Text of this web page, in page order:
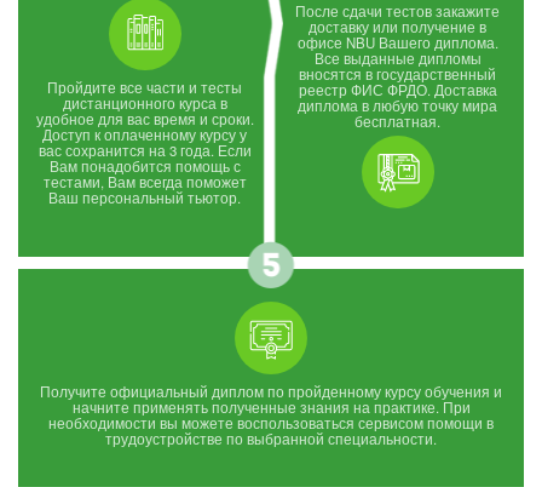
Пройдите все части и тесты
дистанционного курса в
удобное для вас время и сроки.
Доступ к оплаченному курсу у
вас сохранится на 3 года. Если
Вам понадобится помощь с
тестами, Вам всегда поможет
Ваш персональный тьютор.
После сдачи тестов закажите
доставку или получение в
офисе NBU Вашего диплома.
Все выданные дипломы
вносятся в государственный
реестр ФИС ФРДО. Доставка
диплома в любую точку мира
бесплатная.
Получите официальный диплом по пройденному курсу обучения и
начните применять полученные знания на практике. При
необходимости вы можете воспользоваться сервисом помощи в
трудоустройстве по выбранной специальности.